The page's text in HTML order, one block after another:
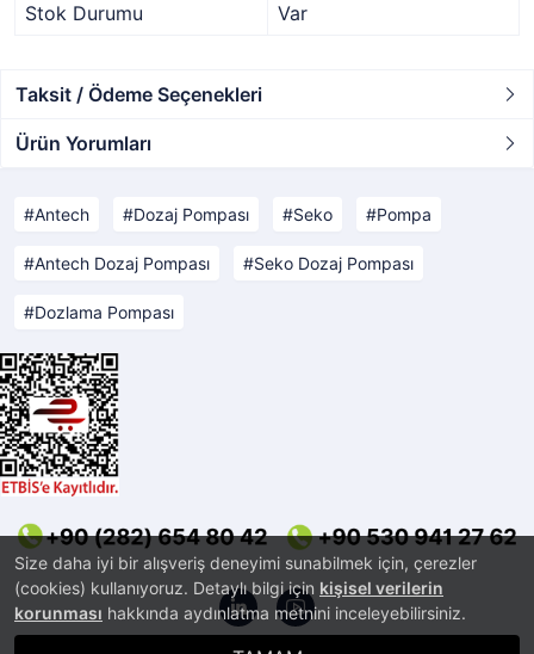
Size daha iyi bir alışveriş deneyimi sunabilmek için, çerezler
(cookies) kullanıyoruz. Detaylı bilgi için kişisel verilerin
korunması hakkında aydınlatma metnini inceleyebilirsiniz.
Stok Durumu
Var
Taksit / Ödeme Seçenekleri
Ürün Yorumları
Antech Dozaj Pompası Seko Pompa
Antech Dozaj Pompası Seko Dozaj Pompası
Dozlama Pompası